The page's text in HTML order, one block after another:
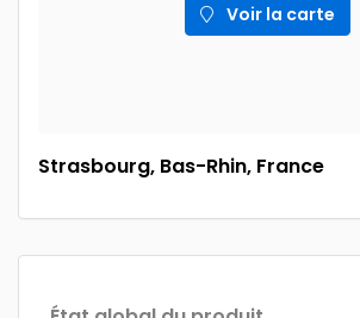
Voir la carte
Strasbourg, Bas-Rhin, France